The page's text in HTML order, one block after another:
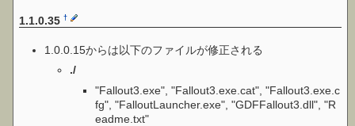
1.1.0.35†
1.0.0.15からは以下のファイルが修正される
./
"Fallout3.exe", "Fallout3.exe.cat", "Fallout3.exe.c
fg", "FalloutLauncher.exe", "GDFFallout3.dll", "R
eadme.txt"